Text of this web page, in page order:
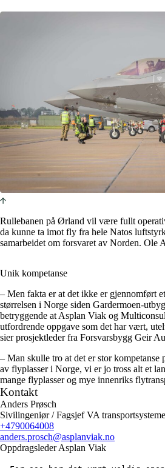
Rullebanen på Ørland vil være fullt
da kunne ta imot fly fra hele Natos
samarbeidet om forsvaret av Norden. Ole
Unik kompetanse
– Men fakta er at det ikke er gjennomført
størrelsen i Norge siden Gardermoen-
betryggende at Asplan Viak og
utfordrende oppgave som det har vært,
sier prosjektleder fra Forsvarsbygg Geir
– Man skulle tro at det er stor
av flyplasser i Norge, vi er jo tross alt et
mange flyplasser og mye innenriks
Kontakt
Anders Prøsch
Sivilingeniør / Fagsjef VA
+4790064008
anders.prosch@asplanviak.no
Oppdragsleder Asplan Viak